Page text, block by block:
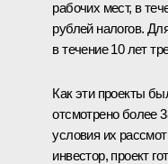
рабочих мест, в
рублей налогов.
в течение 10 лет
Как эти проекты
отсмотрено более
условия их
инвестор, проект